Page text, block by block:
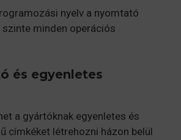
nyelv a nyomtató
minden operációs
és egyenletes
a gyártóknak egyenletes és
címkéket létrehozni házon belül